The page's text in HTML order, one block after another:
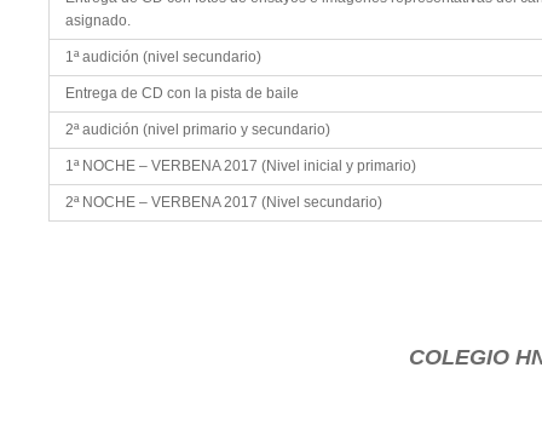
asignado.
1ª audición (nivel secundario)
Entrega de CD con la pista de baile
2ª audición (nivel primario y secundario)
1ª NOCHE – VERBENA 2017 (Nivel inicial y primario)
2ª NOCHE – VERBENA 2017 (Nivel secundario)
COLEGIO